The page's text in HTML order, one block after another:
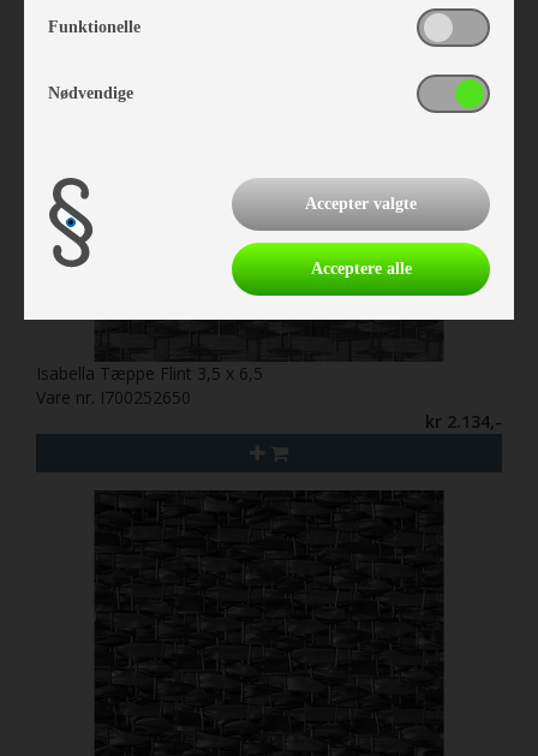
Isabella Tæppe Flint 3,5 x 6,5
Vare nr. I700252650
kr 2.134,-
Funktionelle
Nødvendige
Accepter valgte
Acceptere alle